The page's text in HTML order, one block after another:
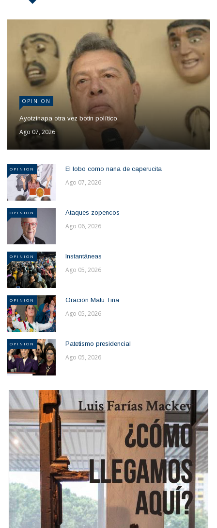
OPINION
Ayotzinapa otra vez botin político
Ago 07, 2026
OPINION El lobo como nana de caperucita
Ago 07, 2026
OPINION Ataques zopencos
Ago 06, 2026
OPINION Instantáneas
Ago 05, 2026
OPINION Oración Matu Tina
Ago 05, 2026
OPINION Patetismo presidencial
Ago 05, 2026